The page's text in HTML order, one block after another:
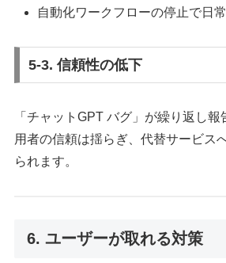
自動化ワークフローの停止で日
5-3. 信頼性の低下
「チャットGPT バグ」が繰り返し報
用者の信頼は揺らぎ、代替サービス
られます。
6. ユーザーが取れる対策